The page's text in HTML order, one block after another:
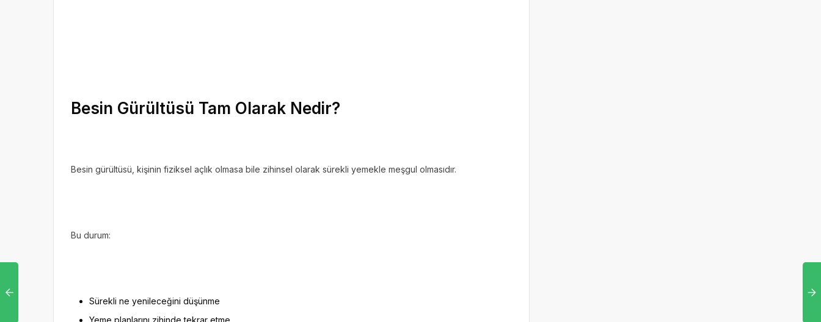
Besin Gürültüsü Tam Olarak Nedir?
Besin gürültüsü, kişinin fiziksel açlık olmasa bile zihinsel olarak sürekli yemekle meşgul olmasıdır.
Bu durum:
Sürekli ne yenileceğini düşünme
Yeme planlarını zihinde tekrar etme